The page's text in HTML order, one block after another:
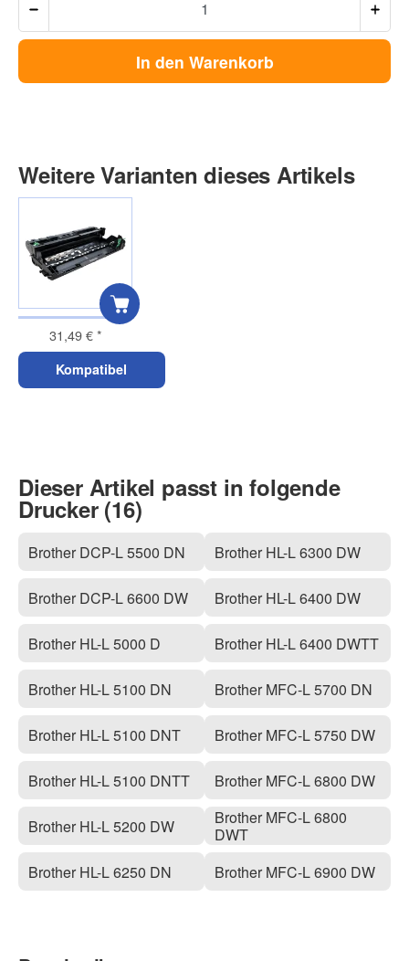
In den Warenkorb
Weitere Varianten dieses Artikels
31,49 €*
Kompatibel
Dieser Artikel passt in folgende
Drucker (16)
Brother DCP-L 5500 DN
Brother DCP-L 6600 DW
Brother HL-L 5000 D
Brother HL-L 5100 DN
Brother HL-L 5100 DNT
Brother HL-L 5100 DNTT
Brother HL-L 5200 DW
Brother HL-L 6250 DN
Brother HL-L 6300 DW
Brother HL-L 6400 DW
Brother HL-L 6400 DWTT
Brother MFC-L 5700 DN
Brother MFC-L 5750 DW
Brother MFC-L 6800 DW
Brother MFC-L 6800
DWT
Brother MFC-L 6900 DW